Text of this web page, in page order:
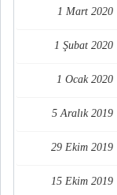
1 Mart 2020
1 Şubat 2020
1 Ocak 2020
5 Aralık 2019
29 Ekim 2019
15 Ekim 2019